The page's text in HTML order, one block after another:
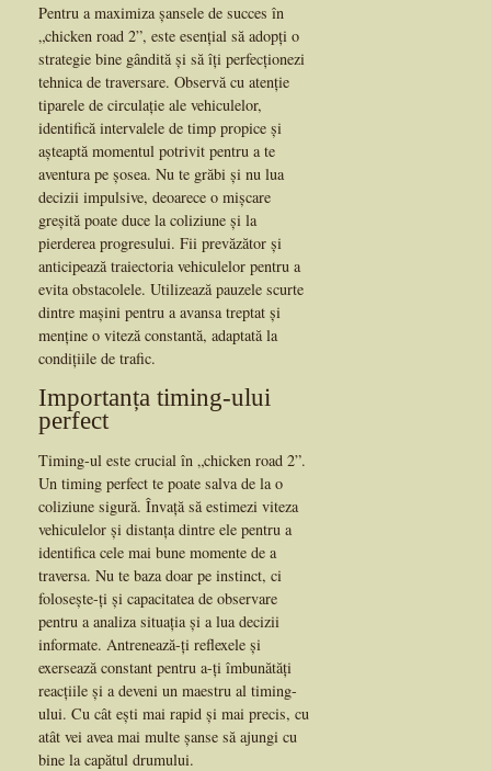
Pentru a maximiza șansele de succes în
„chicken road 2”, este esențial să adopți o
strategie bine gândită și să îți perfecționezi
tehnica de traversare. Observă cu atenție
tiparele de circulație ale vehiculelor,
identifică intervalele de timp propice și
așteaptă momentul potrivit pentru a te
aventura pe șosea. Nu te grăbi și nu lua
decizii impulsive, deoarece o mișcare
greșită poate duce la coliziune și la
pierderea progresului. Fii prevăzător și
anticipează traiectoria vehiculelor pentru a
evita obstacolele. Utilizează pauzele scurte
dintre mașini pentru a avansa treptat și
menține o viteză constantă, adaptată la
condițiile de trafic.
Importanța timing-ului
perfect
Timing-ul este crucial în „chicken road 2”.
Un timing perfect te poate salva de la o
coliziune sigură. Învață să estimezi viteza
vehiculelor și distanța dintre ele pentru a
identifica cele mai bune momente de a
traversa. Nu te baza doar pe instinct, ci
folosește-ți și capacitatea de observare
pentru a analiza situația și a lua decizii
informate. Antrenează-ți reflexele și
exersează constant pentru a-ți îmbunătăți
reacțiile și a deveni un maestru al timing-
ului. Cu cât ești mai rapid și mai precis, cu
atât vei avea mai multe șanse să ajungi cu
bine la capătul drumului.